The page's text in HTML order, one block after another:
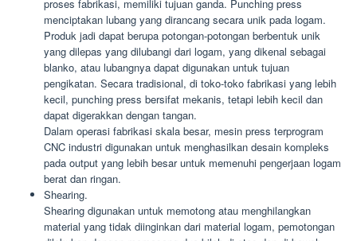
proses fabrikasi, memiliki tujuan ganda. Punching press
menciptakan lubang yang dirancang secara unik pada logam.
Produk jadi dapat berupa potongan-potongan berbentuk unik
yang dilepas yang dilubangi dari logam, yang dikenal sebagai
blanko, atau lubangnya dapat digunakan untuk tujuan
pengikatan. Secara tradisional, di toko-toko fabrikasi yang lebih
kecil, punching press bersifat mekanis, tetapi lebih kecil dan
dapat digerakkan dengan tangan.
Dalam operasi fabrikasi skala besar, mesin press terprogram
CNC industri digunakan untuk menghasilkan desain kompleks
pada output yang lebih besar untuk memenuhi pengerjaan logam
berat dan ringan.
Shearing.
Shearing digunakan untuk memotong atau menghilangkan
material yang tidak diinginkan dari material logam, pemotongan